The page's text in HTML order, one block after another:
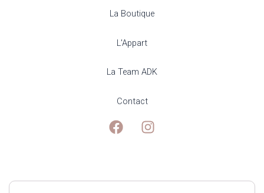
La Boutique
L'Appart
La Team ADK
Contact